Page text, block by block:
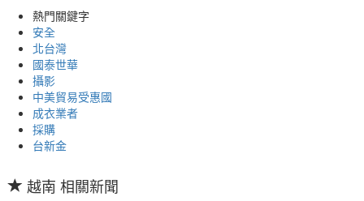
熱門關鍵字
安全
北台灣
國泰世華
攝影
中美貿易受惠國
成衣業者
採購
台新金
越南 相關新聞